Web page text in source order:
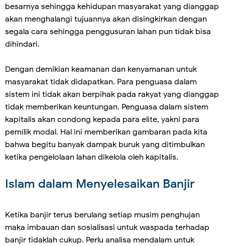
besarnya sehingga kehidupan masyarakat yang dianggap
akan menghalangi tujuannya akan disingkirkan dengan
segala cara sehingga penggusuran lahan pun tidak bisa
dihindari.
Dengan demikian keamanan dan kenyamanan untuk
masyarakat tidak didapatkan. Para penguasa dalam
sistem ini tidak akan berpihak pada rakyat yang dianggap
tidak memberikan keuntungan. Penguasa dalam sistem
kapitalis akan condong kepada para elite, yakni para
pemilik modal. Hal ini memberikan gambaran pada kita
bahwa begitu banyak dampak buruk yang ditimbulkan
ketika pengelolaan lahan dikelola oleh kapitalis.
Islam dalam Menyelesaikan Banjir
Ketika banjir terus berulang setiap musim penghujan
maka imbauan dan sosialisasi untuk waspada terhadap
banjir tidaklah cukup. Perlu analisa mendalam untuk